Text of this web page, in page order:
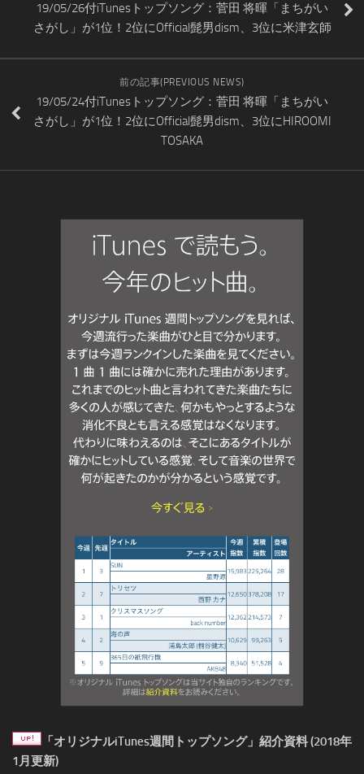
19/05/26付iTunesトップソング：菅田 将暉「まちがい
さがし」が1位！2位にOfficial髭男dism、3位に米津玄師
前の記事(PREVIOUS NEWS)
19/05/24付iTunesトップソング：菅田 将暉「まちがい
さがし」が1位！2位にOfficial髭男dism、3位にHIROOMI
TOSAKA
「オリジナルiTunes週間トップソング」紹介資料 (2018年
1月更新)